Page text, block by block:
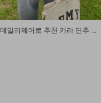
[JAC.04] 데일리웨어로 추천 카라 단추 니트 가디건